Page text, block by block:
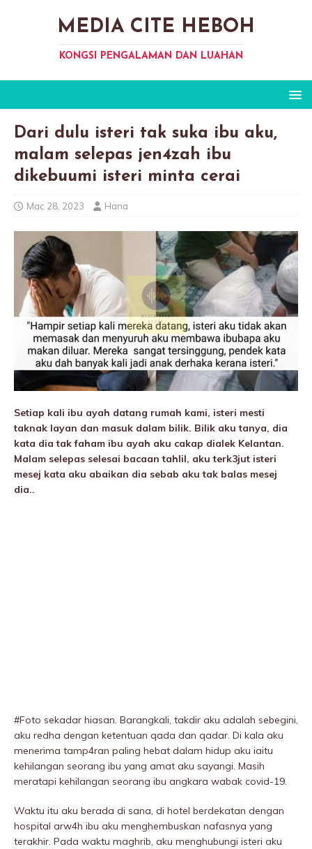
MEDIA CITE HEBOH
KONGSI PENGALAMAN DAN LUAHAN
Dari dulu isteri tak suka ibu aku,
malam selepas jen4zah ibu
dikebuumi isteri minta cerai
Mac 28, 2023 Hana
Setiap kali ibu ayah datang rumah kami, isteri mesti
taknak layan dan masuk dalam bilik. Bilik aku tanya, dia
kata dia tak faham ibu ayah aku cakap dialek Kelantan.
Malam selepas selesai bacaan tahliI, aku terk3jut isteri
mesej kata aku abaikan dia sebab aku tak baIas mesej
dia..
#Foto sekadar hiasan. Barangkali, takdir aku adalah sebegini,
aku redha dengan ketentuan qada dan qadar. Di kala aku
menerima tamp4ran paling hebat dalam hidup aku iaitu
kehilangan seorang ibu yang amat aku sayangi. Masih
meratapi kehilangan seorang ibu angkara wabak covid-19.
Waktu itu aku berada di sana, di hotel berdekatan dengan
hospitaI arw4h ibu aku menghembuskan nafasnya yang
terakhir. Pada waktu maghrib, aku menghubungi isteri aku